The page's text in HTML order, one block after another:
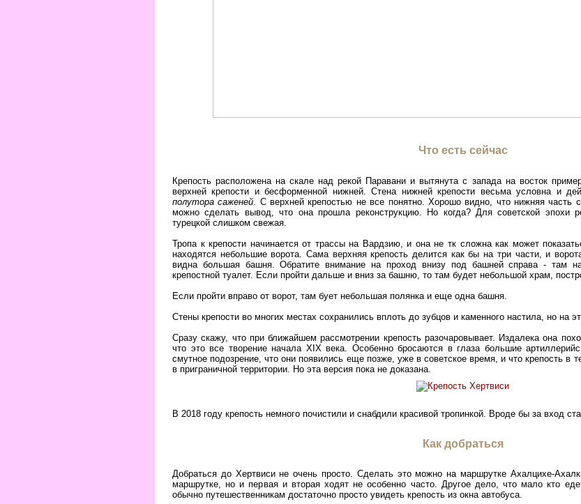
Что есть сейчас
Крепость расположена на скале над рекой Паравани и вытянута с запада на восток
верхней крепости и бесформенной нижней. Стена нижней крепости весьма условна и
полутора саженей . С верхней крепостью не все понятно. Хорошо видно, что нижняя часть
можно сделать вывод, что она прошла реконструкцию. Но когда? Для советской эпохи
турецкой слишком свежая.
Тропа к крепости начинается от трассы на Вардзию, и она не тк сложна как может
находятся небольшие ворота. Сама верхняя крепость делится как бы на три части, и
видна большая башня. Обратите внимание на проход внизу под башней справа - там
крепостной туалет. Если пройти дальше и вниз за башню, то там будет небольшой храм,
Если пройти вправо от ворот, там бует небольшая полянка и еще одна башня.
Стены крепости во многих местах сохранились вплоть до зубцов и каменного настила, но на
Сразу скажу, что при ближайшем рассмотрении крепость разочаровывает. Издалека она
что это все творение начала XIX века. Особенно бросаются в глаза большие
смутное подозрение, что они появились еще позже, уже в советское время, и что крепость в
в приграничной территории. Но эта версия пока не доказана.
В 2018 году крепость немного почистили и снабдили красивой тропинкой. Вроде бы за вход
Как добраться
Добраться до Хертвиси не очень просто. Сделать это можно на маршрутке Ахалцихе-
маршрутке, но и первая и вторая ходят не особенно часто. Другое дело, что мало кто
обычно путешественникам достаточно просто увидеть крепость из окна автобуса.